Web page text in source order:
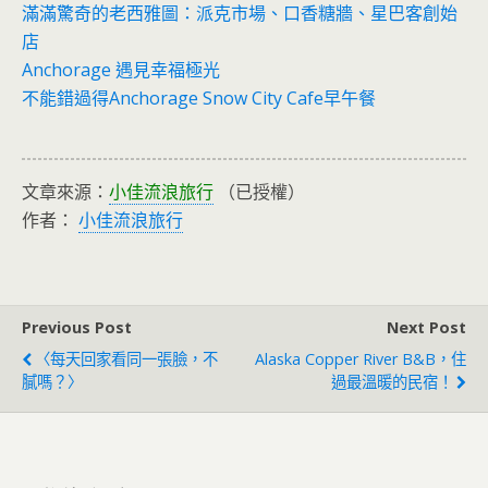
滿滿驚奇的老西雅圖：派克市場、口香糖牆、星巴客創始
店
Anchorage 遇見幸福極光
不能錯過得Anchorage Snow City Cafe早午餐
文章來源： 小佳流浪旅行 （已授權）
作者： 小佳流浪旅行
Previous Post
〈每天回家看同一張臉，不
膩嗎？〉
Next Post
Alaska Copper River B&B，住
過最溫暖的民宿！